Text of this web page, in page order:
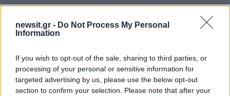
newsit.gr - Do Not Process My Personal
Information
If you wish to opt-out of the sale, sharing to third parties, or
processing of your personal or sensitive information for
targeted advertising by us, please use the below opt-out
section to confirm your selection. Please note that after your
Αν τα χάσατε